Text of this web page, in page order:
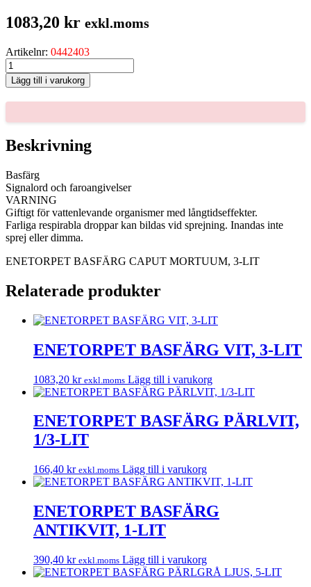
1083,20 kr exkl.moms
Artikelnr: 0442403
ENETORPET
BASFÄRG
CAPUT
MORTUUM,
LIT
mängd
Lägg till i varukorg
Beskrivning
Basfärg
Signalord och faroangivelser
VARNING
Giftigt för vattenlevande organismer med långtidseffekter.
Farliga respirabla droppar kan bildas vid sprejning. Inandas inte
sprej eller dimma.
ENETORPET BASFÄRG CAPUT MORTUUM, 3-LIT
Relaterade produkter
ENETORPET BASFÄRG VIT, 3-LIT
1083,20 kr exkl.moms Lägg till i varukorg
ENETORPET BASFÄRG PÄRLVIT,
1/3-LIT
166,40 kr exkl.moms Lägg till i varukorg
ENETORPET BASFÄRG
ANTIKVIT, 1-LIT
390,40 kr exkl.moms Lägg till i varukorg